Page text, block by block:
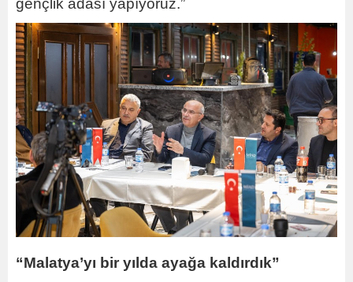
gençlik adası yapıyoruz.”
“Malatya’yı bir yılda ayağa kaldırdık”